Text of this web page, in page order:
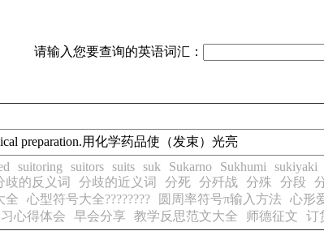
请输入您要查询的英语词汇：
preparation.用化学药品使（发束）光亮
suitoring suitors suits suk Sukarno Sukhumi sukiyaki
歧的反义词 分歧的近义词 分死 分歼战 分殊 分段
全 心型符号大全???????? 圆周率符号π输入方法 心形
心得体会 早会分享 教学反思范文大全 师德征文 订